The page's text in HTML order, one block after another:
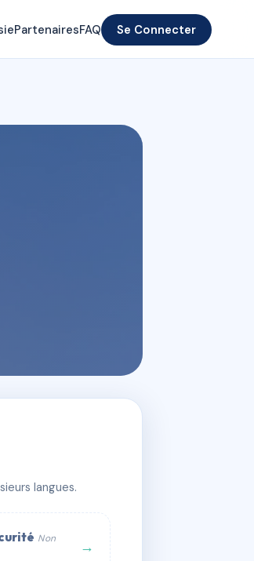
PartenairesFAQ Se Connecter
langues.
Non
→